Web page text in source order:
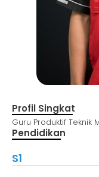
Profil Singkat
Guru Produktif Teknik
Pendidikan
S1